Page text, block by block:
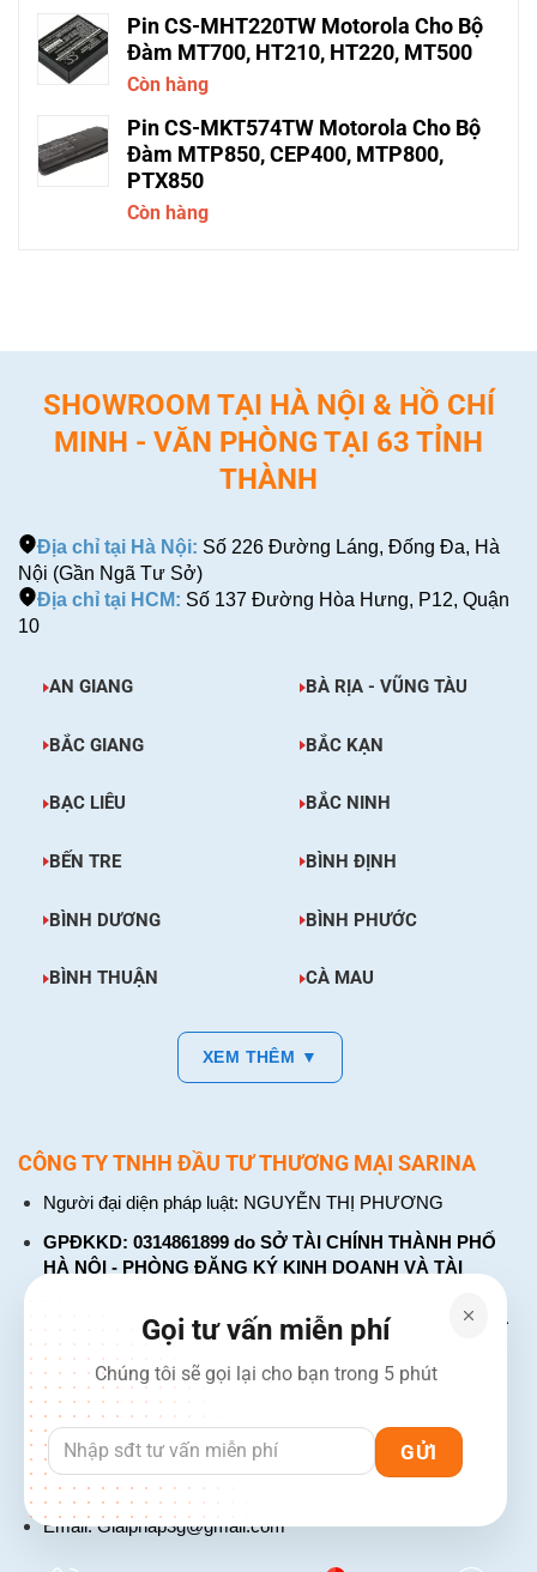
Pin CS-MHT220TW Motorola Cho Bộ
Đàm MT700, HT210, HT220, MT500
Còn hàng
Pin CS-MKT574TW Motorola Cho Bộ
Đàm MTP850, CEP400, MTP800,
PTX850
Còn hàng
SHOWROOM TẠI HÀ NỘI & HỒ CHÍ
MINH - VĂN PHÒNG TẠI 63 TỈNH
THÀNH
Địa chỉ tại Hà Nội: Số 226 Đường Láng, Đống Đa, Hà
Nội (Gần Ngã Tư Sở)
Địa chỉ tại HCM: Số 137 Đường Hòa Hưng, P12, Quận
10
AN GIANG BÀ RỊA - VŨNG TÀU
BẮC GIANG BẮC KẠN
BẠC LIÊU BẮC NINH
BẾN TRE BÌNH ĐỊNH
BÌNH DƯƠNG BÌNH PHƯỚC
BÌNH THUẬN CÀ MAU
XEM THÊM ▼
CÔNG TY TNHH ĐẦU TƯ THƯƠNG MẠI SARINA
Người đại diện pháp luật: NGUYỄN THỊ PHƯƠNG
GPĐKKD: 0314861899 do SỞ TÀI CHÍNH THÀNH PHỐ
HÀ NỘI - PHÒNG ĐĂNG KÝ KINH DOANH VÀ TÀI
tháng 01 năm 2018. Đăng ký thay đổi lần thứ: 4, ngày 31
tháng 03 năm 2026
226 Đường Láng, Đống Đa, Hà Nội
137 Đường Hòa Hưng, Phường 12, Quận 10, TP. Hồ Chí
Minh
Hotline: 1900 2106 - 0386 001 001
Email:Giaiphap3g@gmail.com
Gọi tư vấn miễn phí
Chúng tôi sẽ gọi lại cho bạn trong 5 phút